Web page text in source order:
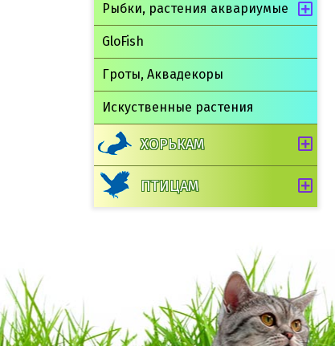
Рыбки, растения аквариумые
GloFish
Гроты, Аквадекоры
Искуственные растения
ХОРЬКАМ
ПТИЦАМ